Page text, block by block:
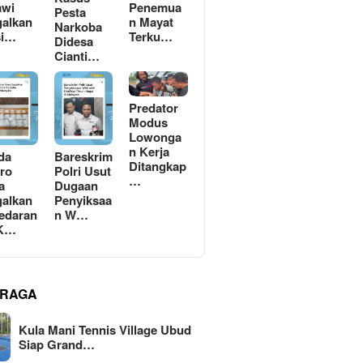
Pesta
Narkoba
Didesa
Cianti…
Penemua
n Mayat
Terku…
Bareskrim
Polri Usut
Dugaan
Penyiksaa
n W…
Predator
Modus
Lowonga
n Kerja
Ditangkap
…
Kula Mani Tennis Village Ubud
Siap Grand…